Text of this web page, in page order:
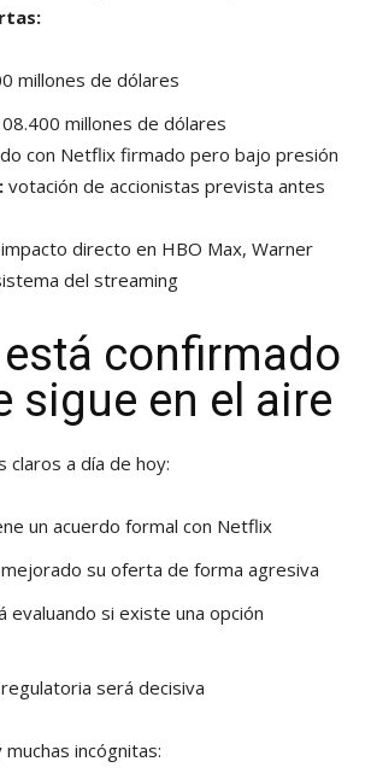
millones de dólares
millones de dólares
con Netflix firmado pero bajo presión
votación de accionistas prevista antes
impacto directo en HBO Max, Warner
del streaming
confirmado
sigue en el aire
claros a día de hoy:
un acuerdo formal con Netflix
su oferta de forma agresiva
evaluando si existe una opción
será decisiva
incógnitas: